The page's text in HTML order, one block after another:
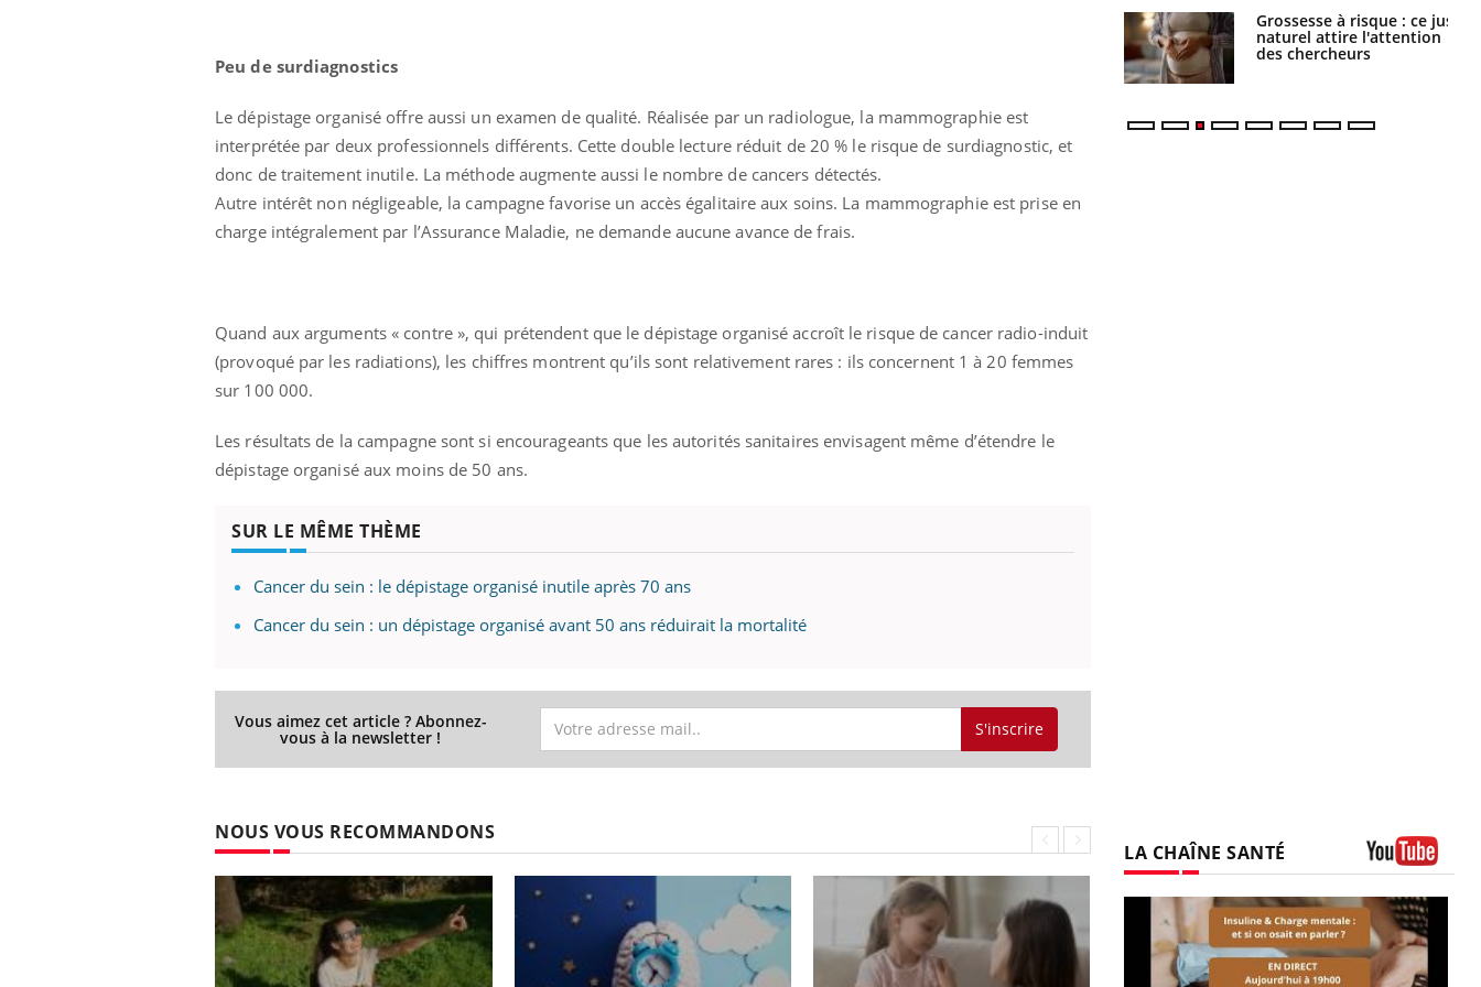
Peu de surdiagnostics
Le dépistage organisé offre aussi un examen de qualité. Réalisée par un radiologue, la mammographie est
interprétée par deux professionnels différents. Cette double lecture réduit de 20 % le risque de surdiagnostic, et
donc de traitement inutile. La méthode augmente aussi le nombre de cancers détectés.
Autre intérêt non négligeable, la campagne favorise un accès égalitaire aux soins. La mammographie est prise en
charge intégralement par l’Assurance Maladie, ne demande aucune avance de frais.
Quand aux arguments « contre », qui prétendent que le dépistage organisé accroît le risque de cancer radio-induit
(provoqué par les radiations), les chiffres montrent qu’ils sont relativement rares : ils concernent 1 à 20 femmes
sur 100 000.
Les résultats de la campagne sont si encourageants que les autorités sanitaires envisagent même d’étendre le
dépistage organisé aux moins de 50 ans.
SUR LE MÊME THÈME
Cancer du sein : le dépistage organisé inutile après 70 ans
Cancer du sein : un dépistage organisé avant 50 ans réduirait la mortalité
Vous aimez cet article ? Abonnez-
vous à la newsletter ! S'inscrire
NOUS VOUS RECOMMANDONS
Grossesse à risque : ce jus
naturel attire l'attention
des chercheurs
LA CHAÎNE SANTÉ